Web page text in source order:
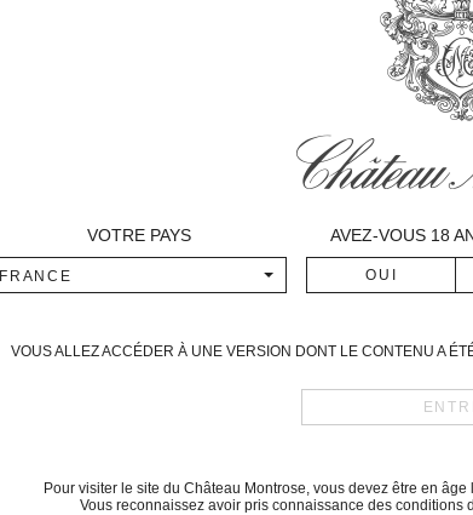
VOTRE PAYS
FRANCE
AVEZ-VOUS 18
VOUS ALLEZ ACCÉDER À UNE VERSION DONT LE CONTENU A
Pour visiter le site du Château Montrose, vous devez être en
Vous reconnaissez avoir pris connaissance des conditions